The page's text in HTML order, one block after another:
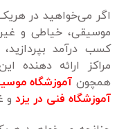
اگر می‌خواهید در
موسیقی، خیاطی و
کسب درآمد
مراکز ارائه دهنده
همچون آموزشگاه
آموزشگاه فنی در یزد و